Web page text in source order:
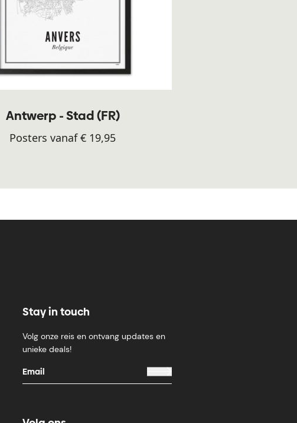
Antwerp - Stad (FR)
Posters vanaf € 19,95
Stay in touch
Volg onze reis en ontvang updates en
unieke deals!